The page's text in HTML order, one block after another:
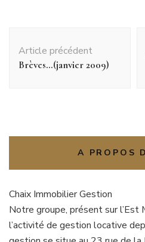
d'article
Article précédent
Brèves…(janvier 2009)
A PROPOS
Chaix Immobilier Gestion
Notre groupe, présent sur l’Est
l’activité de gestion locative